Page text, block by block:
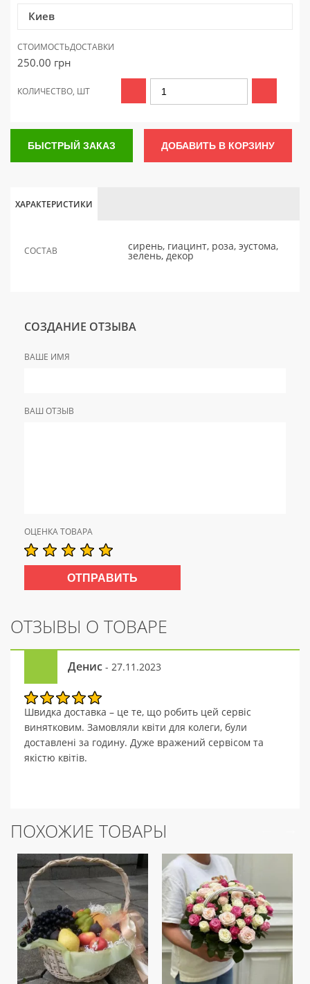
Киев
СТОИМОСТЬДОСТАВКИ
250.00 грн
КОЛИЧЕСТВО, ШТ
БЫСТРЫЙ ЗАКАЗ ДОБАВИТЬ В КОРЗИНУ
ХАРАКТЕРИСТИКИ
СОСТАВ сирень, гиацинт, роза, эустома,
зелень, декор
СОЗДАНИЕ ОТЗЫВА
ВАШЕ ИМЯ
ВАШ ОТЗЫВ
ОЦЕНКА ТОВАРА
ОТЗЫВЫ О ТОВАРЕ
Денис - 27.11.2023
Швидка доставка – це те, що робить цей сервіс
винятковим. Замовляли квіти для колеги, були
доставлені за годину. Дуже вражений сервісом та
якістю квітів.
ПОХОЖИЕ ТОВАРЫ